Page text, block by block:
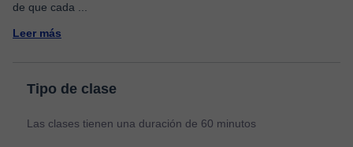
de que cada
Leer más
Tipo de clase
Las clases tienen una duración de 60 minutos